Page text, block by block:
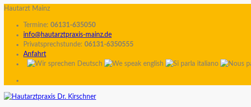
Hautarzt Mainz
Termine: 06131-635050
info@hautarztpraxis-mainz.de
Privatsprechstunde: 06131-6350555
Anfahrt